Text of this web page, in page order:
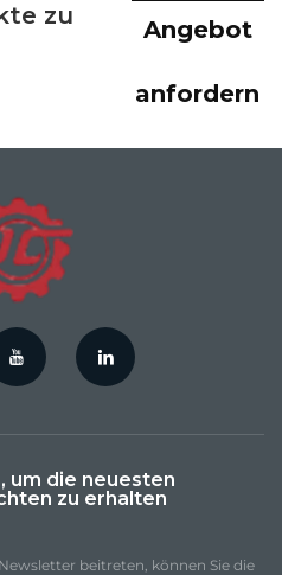
zu
Angebot
anfordern
um die neuesten
zu erhalten
beitreten, können Sie die